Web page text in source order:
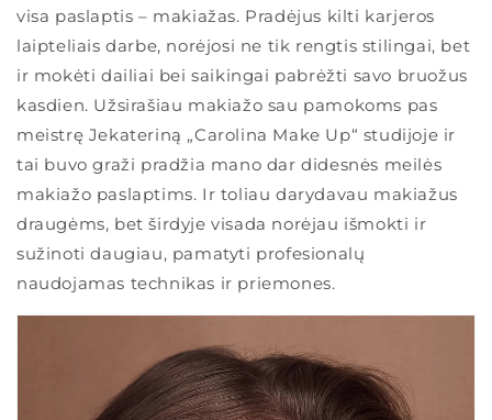
visa paslaptis – makiažas. Pradėjus kilti karjeros
laipteliais darbe, norėjosi ne tik rengtis stilingai, bet
ir mokėti dailiai bei saikingai pabrėžti savo bruožus
kasdien. Užsirašiau makiažo sau pamokoms pas
meistrę Jekateriną „Carolina Make Up“ studijoje ir
tai buvo graži pradžia mano dar didesnės meilės
makiažo paslaptims. Ir toliau darydavau makiažus
draugėms, bet širdyje visada norėjau išmokti ir
sužinoti daugiau, pamatyti profesionalų
naudojamas technikas ir priemones.